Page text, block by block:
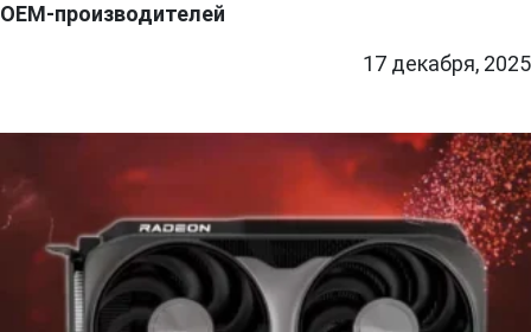
OEM-производителей
17 декабря, 2025